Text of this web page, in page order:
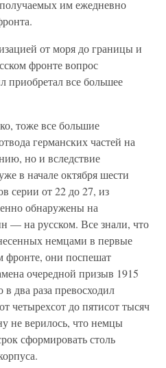
им ежедневно
от моря до границы и
фронте вопрос
приобретал все большее
тоже все большие
германских частей на
но и вследствие
в начале октября шести
серии от 22 до 27, из
обнаружены на
— на русском. Все знали, что
немцами в первые
фронте, они поспешат
очередной призыв 1915
в два раза превосходил
четырехсот до пятисот тысяч
не верилось, что немцы
сформировать столь